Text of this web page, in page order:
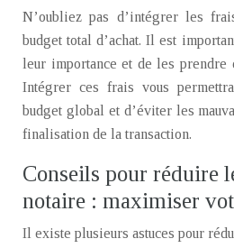
N’oubliez pas d’intégrer les
budget total d’achat. Il est
leur importance et de les prendre
Intégrer ces frais vous
budget global et d’éviter les
finalisation de la transaction.
Conseils pour réduire
notaire : maximiser
Il existe plusieurs astuces pour